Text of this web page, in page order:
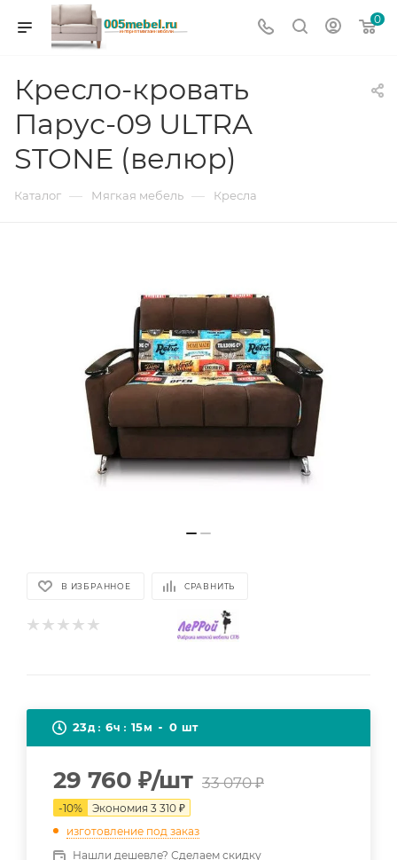
0
Кресло-кровать
Парус-09 ULTRA
STONE (велюр)
Каталог — Мягкая мебель — Кресла
В ИЗБРАННОЕ СРАВНИТЬ
23д 6ч 15м 0 шт
29 760 ₽/шт 33 070₽
-10% Экономия 3 310 ₽
изготовление под заказ
Нашли дешевле? Сделаем скидку